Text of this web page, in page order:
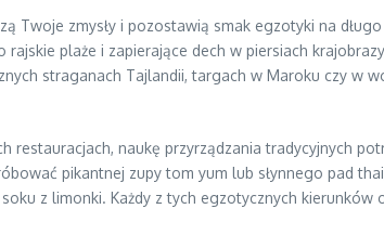
Twoje zmysły i pozostawią smak egzotyki na
plaże i zapierające dech w piersiach
straganach Tajlandii, targach w Maroku czy w
naukę przyrządzania tradycyjnych
pikantnej zupy tom yum lub słynnego pad
z limonki. Każdy z tych egzotycznych